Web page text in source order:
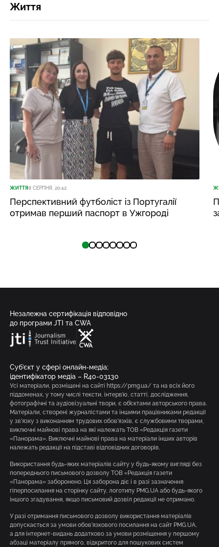
Життя
ЖИТТЯ8 СЕРПНЯ, 20:42
Перспективний футболіст із Португалії
отримав перший паспорт в Ужгороді
Незалежна сертифікація відповідно
до програми JTI та CWA
Суб’єкт у сфері онлайн-медіа;
ідентифікатор медіа – R40-03130
Усі матеріали, розміщені на сайті https://pmg.ua/ та на всіх його
піддоменах, у тому числі тексти, інтерв’ю, статті, дослідження,
фотографічні та аудіовізуальні твори, є об’єктами авторського права.
Матеріали, створені журналістами та іншими працівниками редакції
у зв’язку з виконанням трудових обов’язків, є службовими творами,
виключні майнові права на які належать ТОВ «Редакція газети
«Панорама». Виключні майнові права на матеріали інших авторів
належать редакції на підставі відповідних договорів.
Використання будь-яких матеріалів сайту у будь-якому вигляді без
попереднього письмового дозволу ТОВ «Редакція газети
«Панорама» заборонено. Ця заборона діє і в разі зазначення
гіперпосилання на сторінку сайту, логотипу PMG.UA або будь-якого
іншого згадування, якщо письмовий дозвіл редакції не отримано.
У разі отримання письмового дозволу використання матеріалів
допускається за умови обов’язкового посилання на сайт PMG.UA,
а для інтернет-видань додатково за умови розміщення у першому
абзаці матеріалу прямого, відкритого для пошукових систем